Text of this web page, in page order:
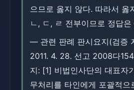
으므로 옳지 않다. 따라서 옳
ㄴ, ㄷ, ㄹ 전부이므로 정답
― 관련 판례 판시요지(검증
2011. 4. 28. 선고 2008다
지: [1] 비법인사단의 대표자
무처리를 타인에게 포괄적으